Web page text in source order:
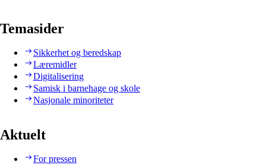
Temasider
Sikkerhet og beredskap
Læremidler
Digitalisering
Samisk i barnehage og skole
Nasjonale minoriteter
Aktuelt
For pressen